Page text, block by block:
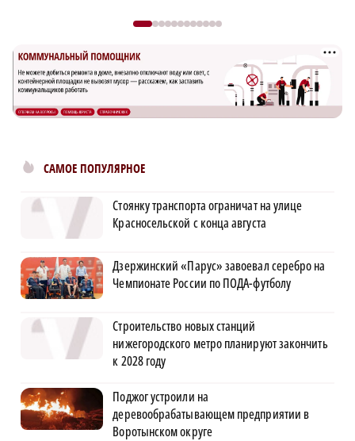
САМОЕ ПОПУЛЯРНОЕ
Стоянку транспорта ограничат на улице
Красносельской с конца августа
Дзержинский «Парус» завоевал серебро на
Чемпионате России по ПОДА-футболу
Строительство новых станций
нижегородского метро планируют закончить
к 2028 году
Поджог устроили на
деревообрабатывающем предприятии в
Воротынском округе